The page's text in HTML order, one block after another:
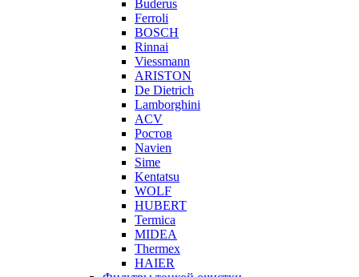
Buderus
Ferroli
BOSCH
Rinnai
Viessmann
ARISTON
De Dietrich
Lamborghini
ACV
Ростов
Navien
Sime
Kentatsu
WOLF
HUBERT
Termica
MIDEA
Thermex
HAIER